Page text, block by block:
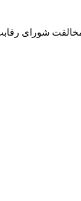
حج با عزت/ مخالفت